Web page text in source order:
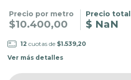
Precio por metro
$10.400,00
Precio total
$ NaN
12 cuotas de $1.539,20
Ver más detalles